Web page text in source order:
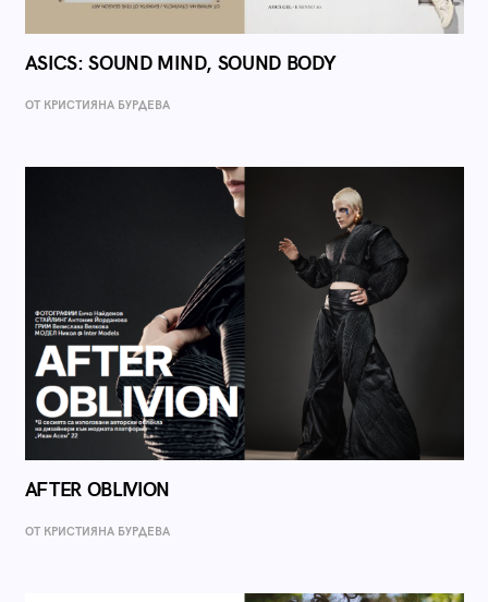
ASICS: SOUND MIND, SOUND BODY
ОТ КРИСТИЯНА БУРДЕВА
AFTER OBLIVION
ОТ КРИСТИЯНА БУРДЕВА